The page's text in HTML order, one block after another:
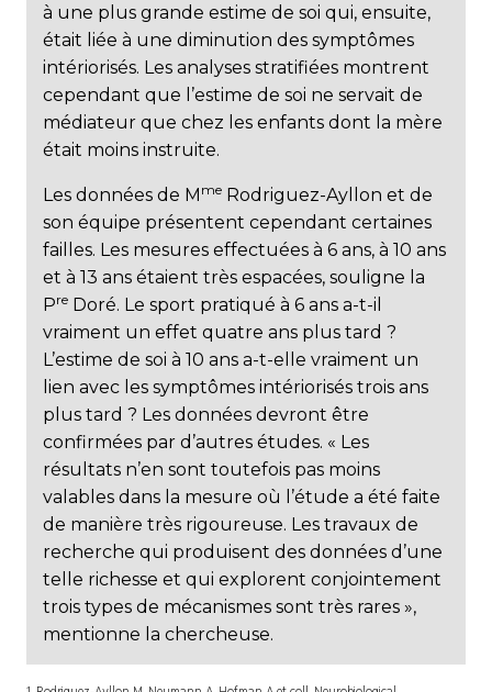
à une plus grande estime de soi qui, ensuite,
était liée à une diminution des symptômes
intériorisés. Les analyses stratifiées montrent
cependant que l’estime de soi ne servait de
médiateur que chez les enfants dont la mère
était moins instruite.
Les données de M me Rodriguez-Ayllon et de
son équipe présentent cependant certaines
failles. Les mesures effectuées à 6 ans, à 10 ans
et à 13 ans étaient très espacées, souligne la
Pre Doré. Le sport pratiqué à 6 ans a-t-il
vraiment un effet quatre ans plus tard ?
L’estime de soi à 10 ans a-t-elle vraiment un
lien avec les symptômes intériorisés trois ans
plus tard ? Les données devront être
confirmées par d’autres études. « Les
résultats n’en sont toutefois pas moins
valables dans la mesure où l’étude a été faite
de manière très rigoureuse. Les travaux de
recherche qui produisent des données d’une
telle richesse et qui explorent conjointement
trois types de mécanismes sont très rares »,
mentionne la chercheuse.